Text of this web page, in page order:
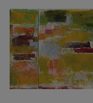
Pays-
Sénégal
Serbie
Suisse